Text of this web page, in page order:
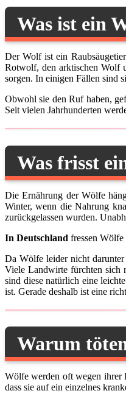
Was ist ein
Der Wolf ist ein
Rotwolf, den arktischen Wolf
sorgen. In einigen Fällen sind
Obwohl sie den Ruf haben,
Seit vielen Jahrhunderten
Was frisst
Die Ernährung der Wölfe
Winter, wenn die Nahrung
zurückgelassen wurden.
In Deutschland fressen
Da Wölfe leider nicht darunter
Viele Landwirte fürchten sich
sind diese natürlich eine
ist. Gerade deshalb ist eine
Warum
Wölfe werden oft wegen ihrer
dass sie auf ein einzelnes